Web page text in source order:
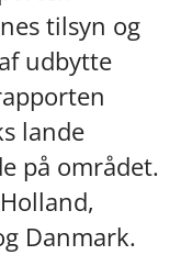
tilsyn og
udbytte
lande
på området.
Danmark.